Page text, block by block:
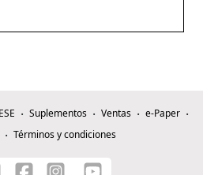
Suplementos Ventas
e-Paper
Términos y condiciones